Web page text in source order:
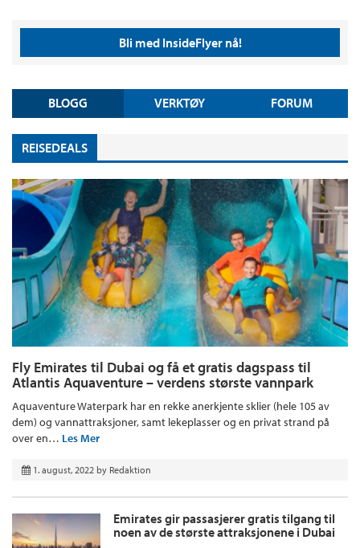
Bli med InsideFlyer nå!
BLOGG VERKTØY FORUM
REISEDEALS
Fly Emirates til Dubai og få et gratis dagspass til
Atlantis Aquaventure – verdens største vannpark
Aquaventure Waterpark har en rekke anerkjente sklier (hele 105 av
dem) og vannattraksjoner, samt lekeplasser og en privat strand på
over en… Les Mer
1. august, 2022 by Redaktion
Emirates gir passasjerer gratis tilgang til
noen av de største attraksjonene i Dubai